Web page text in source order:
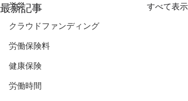
労災
クラウドファンディング
労働保険料
健康保険
労働時間
最新記事 すべて表示